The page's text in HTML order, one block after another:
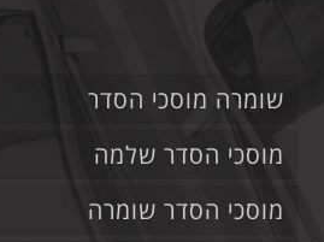
שומרה מוסכי הסדר
מוסכי הסדר שלמה
מוסכי הסדר שומרה